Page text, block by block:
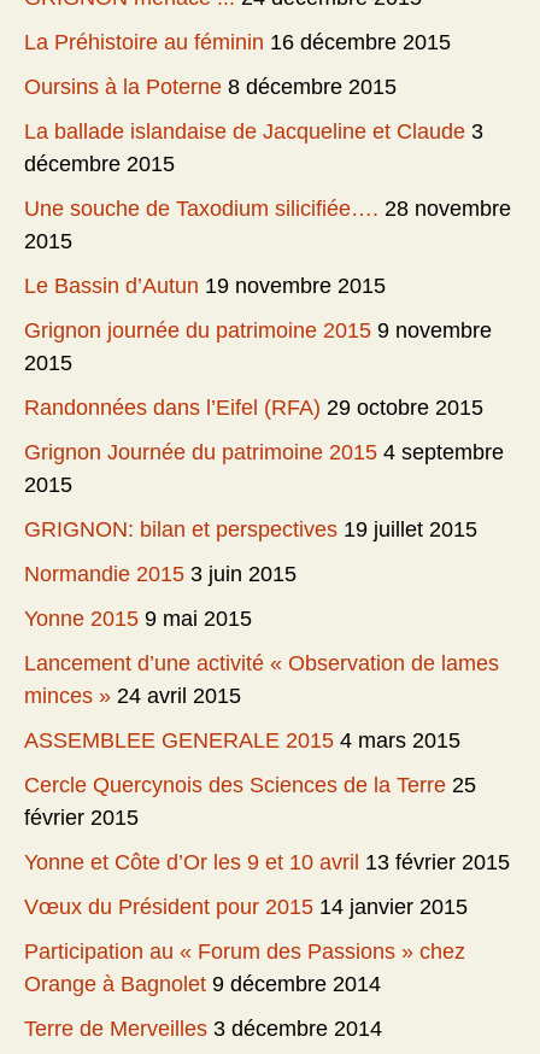
La Préhistoire au féminin 16 décembre 2015
Oursins à la Poterne 8 décembre 2015
La ballade islandaise de Jacqueline et Claude 3
décembre 2015
Une souche de Taxodium silicifiée…. 28 novembre
2015
Le Bassin d’Autun 19 novembre 2015
Grignon journée du patrimoine 2015 9 novembre
2015
Randonnées dans l’Eifel (RFA) 29 octobre 2015
Grignon Journée du patrimoine 2015 4 septembre
2015
GRIGNON: bilan et perspectives 19 juillet 2015
Normandie 2015 3 juin 2015
Yonne 2015 9 mai 2015
Lancement d’une activité « Observation de lames
minces » 24 avril 2015
ASSEMBLEE GENERALE 2015 4 mars 2015
Cercle Quercynois des Sciences de la Terre 25
février 2015
Yonne et Côte d’Or les 9 et 10 avril 13 février 2015
Vœux du Président pour 2015 14 janvier 2015
Participation au « Forum des Passions » chez
Orange à Bagnolet 9 décembre 2014
Terre de Merveilles 3 décembre 2014